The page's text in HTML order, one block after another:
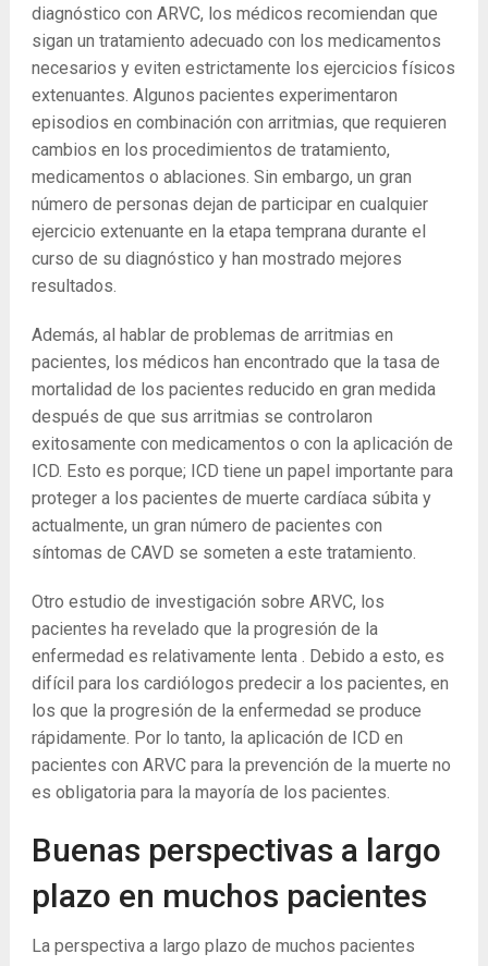
diagnóstico con ARVC, los médicos recomiendan que
sigan un tratamiento adecuado con los medicamentos
necesarios y eviten estrictamente los ejercicios físicos
extenuantes. Algunos pacientes experimentaron
episodios en combinación con arritmias, que requieren
cambios en los procedimientos de tratamiento,
medicamentos o ablaciones. Sin embargo, un gran
número de personas dejan de participar en cualquier
ejercicio extenuante en la etapa temprana durante el
curso de su diagnóstico y han mostrado mejores
resultados.
Además, al hablar de problemas de arritmias en
pacientes, los médicos han encontrado que la tasa de
mortalidad de los pacientes reducido en gran medida
después de que sus arritmias se controlaron
exitosamente con medicamentos o con la aplicación de
ICD. Esto es porque; ICD tiene un papel importante para
proteger a los pacientes de muerte cardíaca súbita y
actualmente, un gran número de pacientes con
síntomas de CAVD se someten a este tratamiento.
Otro estudio de investigación sobre ARVC, los
pacientes ha revelado que la progresión de la
enfermedad es relativamente lenta . Debido a esto, es
difícil para los cardiólogos predecir a los pacientes, en
los que la progresión de la enfermedad se produce
rápidamente. Por lo tanto, la aplicación de ICD en
pacientes con ARVC para la prevención de la muerte no
es obligatoria para la mayoría de los pacientes.
Buenas perspectivas a largo
plazo en muchos pacientes
La perspectiva a largo plazo de muchos pacientes